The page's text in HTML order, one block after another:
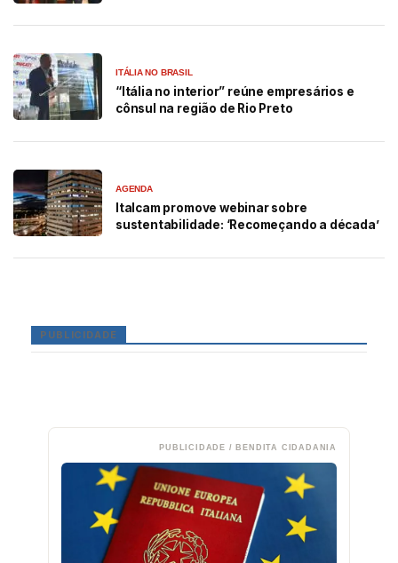
ITÁLIA NO BRASIL
“Itália no interior” reúne empresários e
cônsul na região de Rio Preto
AGENDA
Italcam promove webinar sobre
sustentabilidade: ‘Recomeçando a década’
PUBLICIDADE
PUBLICIDADE / BENDITA CIDADANIA